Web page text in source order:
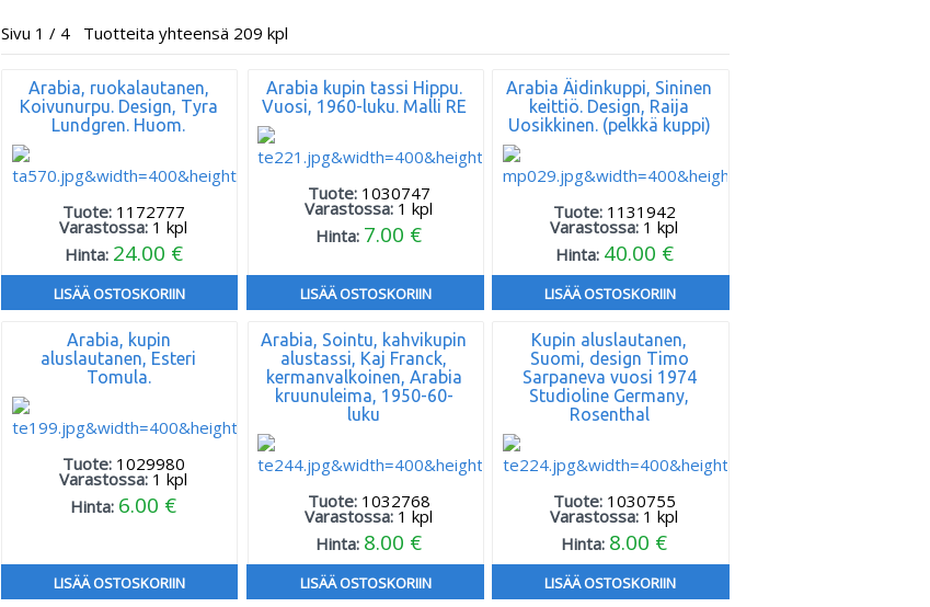
Sivu 1 / 4 Tuotteita yhteensä 209 kpl
Arabia, ruokalautanen,
Koivunurpu. Design, Tyra
Lundgren. Huom.
Tuote: 1172777
Varastossa: 1 kpl
Hinta: 24.00 €
LISÄÄ OSTOSKORIIN
Arabia kupin tassi Hippu.
Vuosi, 1960-luku. Malli RE
Tuote: 1030747
Varastossa: 1 kpl
Hinta: 7.00 €
LISÄÄ OSTOSKORIIN
Arabia Äidinkuppi, Sininen
keittiö. Design, Raija
Uosikkinen. (pelkkä kuppi)
Tuote: 1131942
Varastossa: 1 kpl
Hinta: 40.00 €
LISÄÄ OSTOSKORIIN
Arabia, kupin
aluslautanen, Esteri
Tomula.
Tuote: 1029980
Varastossa: 1 kpl
Hinta: 6.00 €
LISÄÄ OSTOSKORIIN
Arabia, Sointu, kahvikupin
alustassi, Kaj Franck,
kermanvalkoinen, Arabia
kruunuleima, 1950-60-
luku
Tuote: 1032768
Varastossa: 1 kpl
Hinta: 8.00 €
LISÄÄ OSTOSKORIIN
Kupin aluslautanen,
Suomi, design Timo
Sarpaneva vuosi 1974
Studioline Germany,
Rosenthal
Tuote: 1030755
Varastossa: 1 kpl
Hinta: 8.00 €
LISÄÄ OSTOSKORIIN